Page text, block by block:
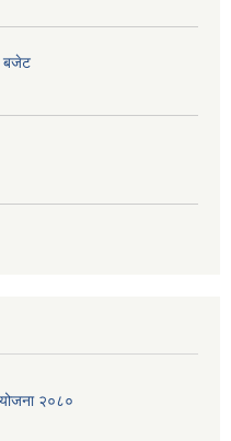
बजेट
योजना २०८०